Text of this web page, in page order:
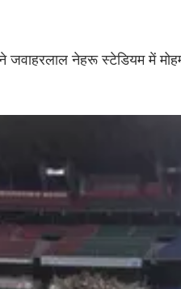
जवाहरलाल नेहरू स्टेडियम में